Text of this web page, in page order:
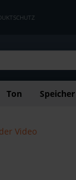
Ton Speicher
Video